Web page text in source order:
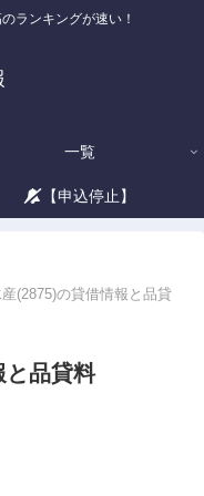
ランキングが速い！
一覧
【申込停止】
(2875)の貸借情報と品貸
と品貸料